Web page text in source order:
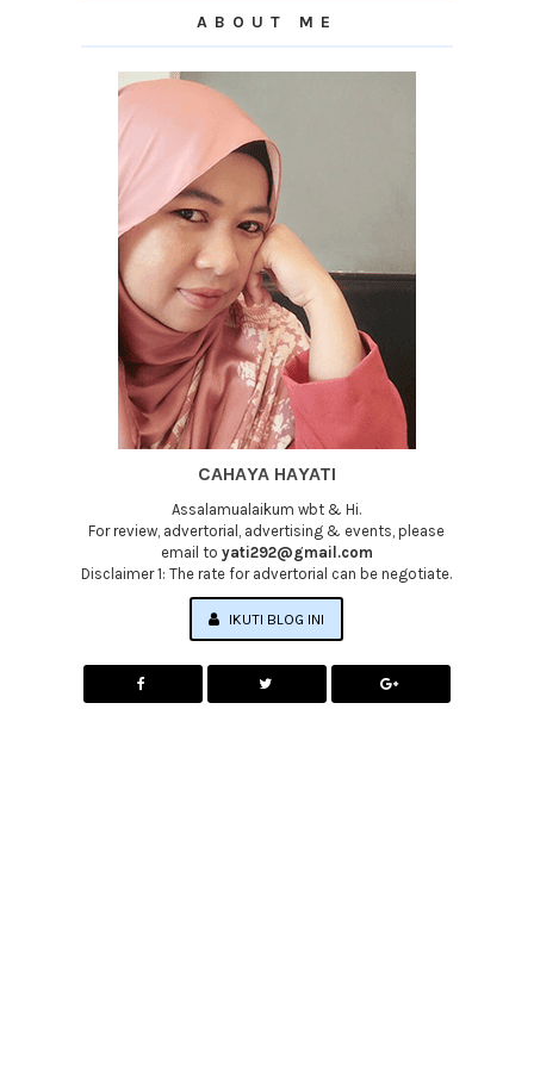
ABOUT ME
CAHAYA HAYATI
Assalamualaikum wbt & Hi.
For review, advertorial, advertising & events, please
email to yati292@gmail.com
Disclaimer 1: The rate for advertorial can be negotiate.
IKUTI BLOG INI